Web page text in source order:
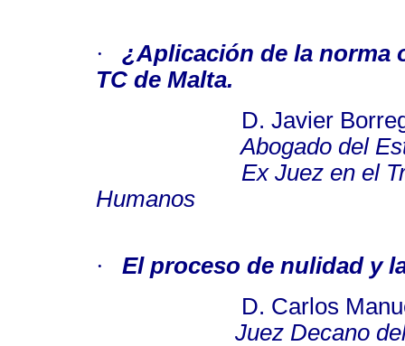
·
¿Aplicación de la norma
TC de Malta.
D. Javier Borrego
Abogado del
Ex Juez en el
Humanos
·
El proceso de nulidad y
D. Carlos Manuel
Juez Decano del